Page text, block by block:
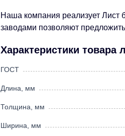
Наша компания реализует Лист
заводами позволяют
Характеристики товара
ГОСТ
Длина, мм
Толщина, мм
Ширина, мм